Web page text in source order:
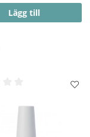
Lägg till